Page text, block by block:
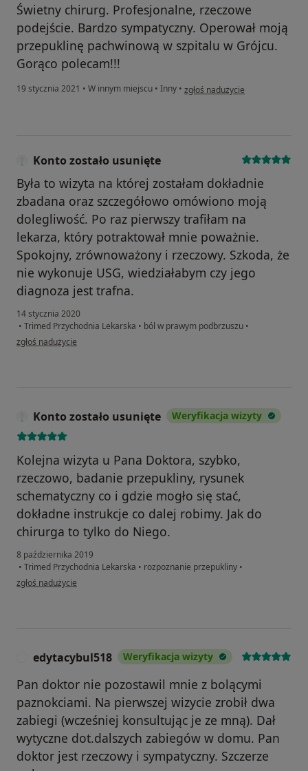
Świetny chirurg. Profesjonalne, rzeczowe
podejście. Bardzo sympatyczny. Operował moją
przepuklinę pachwinową w szpitalu w Grójcu.
Gorąco polecam!!!
19 stycznia 2021 • W innym miejscu • Inny • w opinii użytkownika Golfista
zgłoś nadużycie
Konto zostało usunięte
Była to wizyta na której zostałam dokładnie
zbadana oraz szczegółowo omówiono moją
dolegliwość. Po raz pierwszy trafiłam na
lekarza, który potraktował mnie poważnie.
Spokojny, zrównoważony i rzeczowy. Szkoda, że
nie wykonuje USG, wiedziałabym czy jego
diagnoza jest trafna.
14 stycznia 2020
• Trimed Przychodnia Lekarska • ból w prawym podbrzuszu •
w opinii użytkownika Konto zostało usunięte
zgłoś nadużycie
Konto zostało usunięte Weryfikacja wizyty
Kolejna wizyta u Pana Doktora, szybko,
rzeczowo, badanie przepukliny, rysunek
schematyczny co i gdzie mogło się stać,
dokładne instrukcje co dalej robimy. Jak do
chirurga to tylko do Niego.
8 października 2019
• Trimed Przychodnia Lekarska • rozpoznanie przepukliny •
w opinii użytkownika Konto zostało usunięte
zgłoś nadużycie
edytacybul518 Weryfikacja wizyty
Pan doktor nie pozostawil mnie z bolącymi
paznokciami. Na pierwszej wizycie zrobił dwa
zabiegi (wcześniej konsultując je ze mną). Dał
wytyczne dot.dalszych zabiegów w domu. Pan
doktor jest rzeczowy i sympatyczny. Szczerze